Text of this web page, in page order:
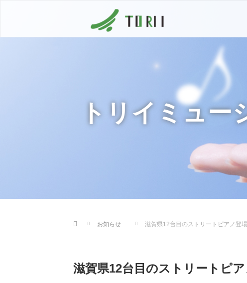
トリイミュー
Home お知らせ 滋賀県12台目のストリートピアノ登場
滋賀県12台目のストリートピア